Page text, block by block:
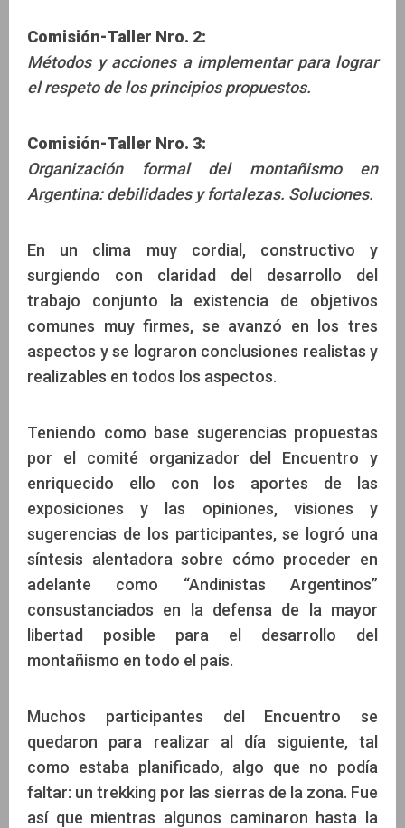
Comisión-Taller Nro. 2:
Métodos y acciones a implementar para lograr
el respeto de los principios propuestos.
Comisión-Taller Nro. 3:
Organización formal del montañismo en
Argentina: debilidades y fortalezas. Soluciones.
En un clima muy cordial, constructivo y
surgiendo con claridad del desarrollo del
trabajo conjunto la existencia de objetivos
comunes muy firmes, se avanzó en los tres
aspectos y se lograron conclusiones realistas y
realizables en todos los aspectos.
Teniendo como base sugerencias propuestas
por el comité organizador del Encuentro y
enriquecido ello con los aportes de las
exposiciones y las opiniones, visiones y
sugerencias de los participantes, se logró una
síntesis alentadora sobre cómo proceder en
adelante como “Andinistas Argentinos”
consustanciados en la defensa de la mayor
libertad posible para el desarrollo del
montañismo en todo el país.
Muchos participantes del Encuentro se
quedaron para realizar al día siguiente, tal
como estaba planificado, algo que no podía
faltar: un trekking por las sierras de la zona. Fue
así que mientras algunos caminaron hasta la